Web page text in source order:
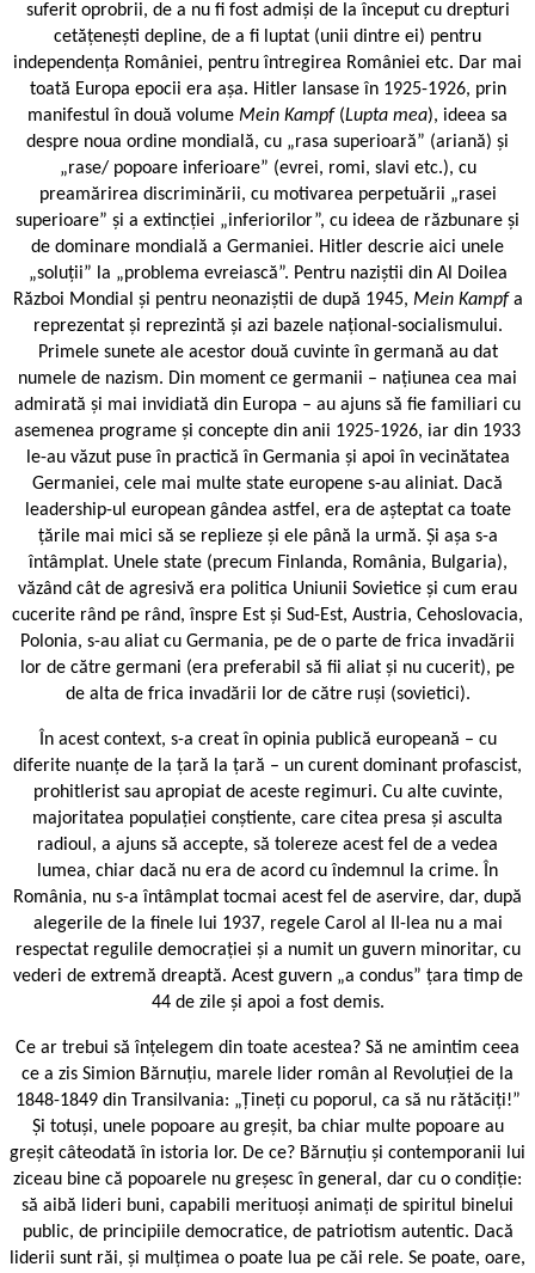
suferit oprobrii, de a nu fi fost admiși de la început cu drepturi
cetățenești depline, de a fi luptat (unii dintre ei) pentru
independența României, pentru întregirea României etc. Dar mai
toată Europa epocii era așa. Hitler lansase în 1925-1926, prin
manifestul în două volume Mein Kampf (Lupta mea), ideea sa
despre noua ordine mondială, cu „rasa superioară” (ariană) și
„rase/ popoare inferioare” (evrei, romi, slavi etc.), cu
preamărirea discriminării, cu motivarea perpetuării „rasei
superioare” și a extincției „inferiorilor”, cu ideea de răzbunare și
de dominare mondială a Germaniei. Hitler descrie aici unele
„soluții” la „problema evreiască”. Pentru naziștii din Al Doilea
Război Mondial și pentru neonaziștii de după 1945, Mein Kampf a
reprezentat și reprezintă și azi bazele național-socialismului.
Primele sunete ale acestor două cuvinte în germană au dat
numele de nazism. Din moment ce germanii – națiunea cea mai
admirată și mai invidiată din Europa – au ajuns să fie familiari cu
asemenea programe și concepte din anii 1925-1926, iar din 1933
le-au văzut puse în practică în Germania și apoi în vecinătatea
Germaniei, cele mai multe state europene s-au aliniat. Dacă
leadership-ul european gândea astfel, era de așteptat ca toate
țările mai mici să se replieze și ele până la urmă. Și așa s-a
întâmplat. Unele state (precum Finlanda, România, Bulgaria),
văzând cât de agre­sivă era politica Uniunii Sovietice și cum erau
cucerite rând pe rând, înspre Est și Sud-Est, Austria, Cehoslovacia,
Polonia, s-au aliat cu Germania, pe de o parte de frica invadării
lor de către germani (era preferabil să fii aliat și nu cucerit), pe
de alta de frica invadării lor de către ruși (sovietici).
În acest context, s-a creat în opinia publică europeană – cu
diferite nuanțe de la țară la țară – un curent dominant profascist,
prohitlerist sau apropiat de aceste regimuri. Cu alte cuvinte,
majoritatea populației conștiente, care citea presa și asculta
radioul, a ajuns să accepte, să tolereze acest fel de a vedea
lumea, chiar dacă nu era de acord cu îndemnul la crime. În
România, nu s-a întâmplat tocmai acest fel de aservire, dar, după
alegerile de la finele lui 1937, regele Carol al II-lea nu a mai
respectat regulile democrației și a numit un guvern minoritar, cu
vederi de extremă dreaptă. Acest guvern „a condus” țara timp de
44 de zile și apoi a fost demis.
Ce ar trebui să înțelegem din toate acestea? Să ne amintim ceea
ce a zis Simion Bărnuțiu, marele lider român al Revoluției de la
1848-1849 din Transilvania: „Țineți cu poporul, ca să nu rătăciți!”
Și totuși, unele popoare au greșit, ba chiar multe popoare au
greșit câteodată în istoria lor. De ce? Bărnuțiu și contemporanii lui
ziceau bine că popoarele nu greșesc în general, dar cu o condiție:
să aibă lideri buni, capabili merituoși animați de spiritul binelui
public, de principiile democratice, de patriotism autentic. Dacă
liderii sunt răi, și mulțimea o poate lua pe căi rele. Se poate, oare,